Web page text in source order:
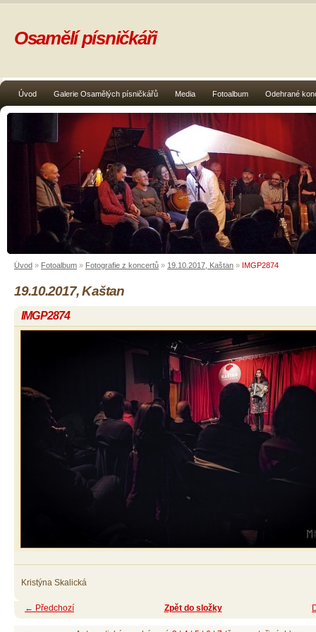
Úvod Galerie Osamělých písničkářů Media Fotoalbum Odehrané
Osamělí písničkáři
Úvod » Fotoalbum » Fotografie z koncertů » 19.10.2017, Kaštan » IMGP2874
19.10.2017, Kaštan
IMGP2874
Kristýna Skalická
← Předchozí Zpět do složky